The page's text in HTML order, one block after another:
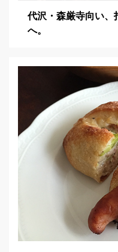
代沢・森厳寺向い、
へ。